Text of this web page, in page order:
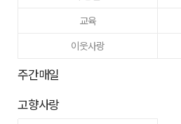
교육
이웃사랑
주간매일
고향사랑